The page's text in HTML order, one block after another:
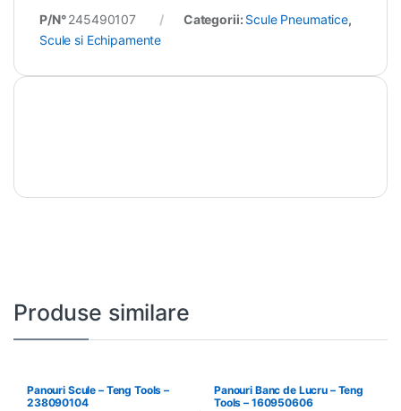
P/N°245490107 Categorii: Scule Pneumatice,
Scule si Echipamente
Produse similare
Panouri Scule – Teng Tools –
238090104
Panouri Banc de Lucru – Teng
Tools – 160950606